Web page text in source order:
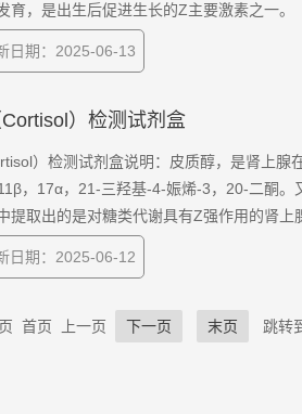
育，是出生后促进生长的Z主要激素之一。
日期：2025-06-13
）检测试剂盒
）检测试剂盒说明：皮质醇，是肾上腺
，17α，21-三羟基-4-娠烯-3，20-二酮
提取出的是对糖类代谢具有Z强作用的肾上
日期：2025-06-12
首页 上一页 下一页 末页 跳转